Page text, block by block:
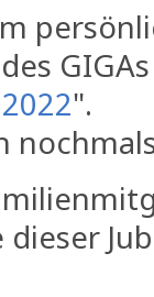
".